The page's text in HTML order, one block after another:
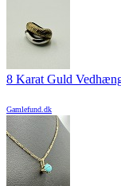
8 Karat Guld
Gamlefund.dk